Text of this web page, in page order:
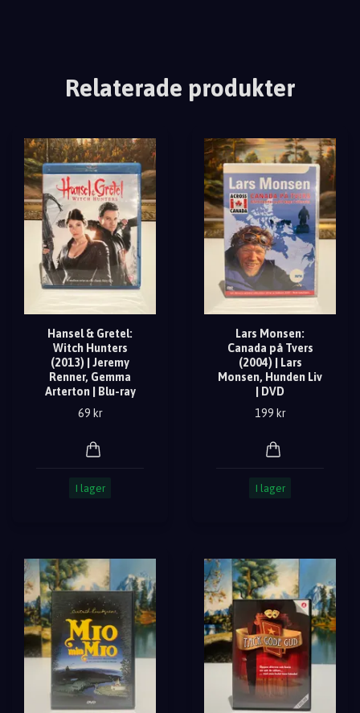
Relaterade produkter
Hansel & Gretel:
Witch Hunters
(2013) | Jeremy
Renner, Gemma
Arterton | Blu-ray
69 kr
I lager
Lars Monsen:
Canada på Tvers
(2004) | Lars
Monsen, Hunden Liv
| DVD
199 kr
I lager